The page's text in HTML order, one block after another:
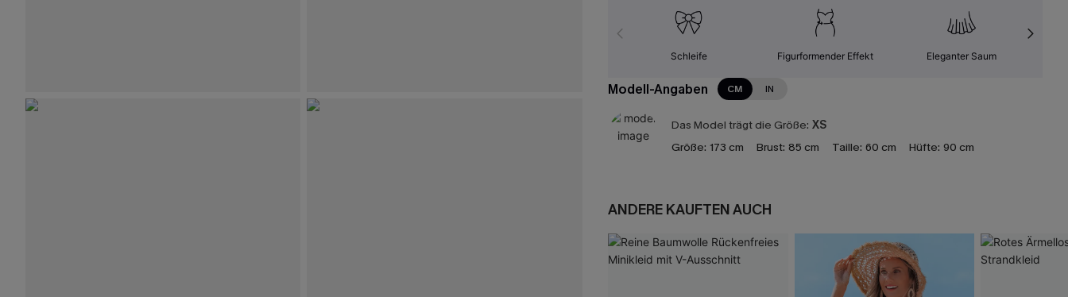
Schleife Figurformender Effekt Eleganter Saum
Modell-Angaben CM IN
Das Model trägt die Größe: XS
Größe: 173 cm Brust: 85 cm Taille: 60 cm Hüfte: 90 cm
ANDERE KAUFTEN AUCH